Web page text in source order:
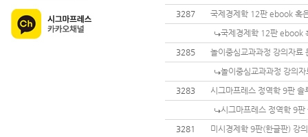
3287
국제경제학 12판 ebook 혹
국제경제학 12판 ebook
3285
놀이중심교과과정 강의자료
놀이중심교과과정 강의자
3283
시그마프레스 정역학 9판 솔
시그마프레스 정역학 9판
3281
미시경제학 9판(한글판) 강